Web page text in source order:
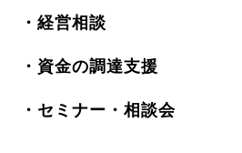
・経営相談
・資金の調達支援
・セミナー・相談会